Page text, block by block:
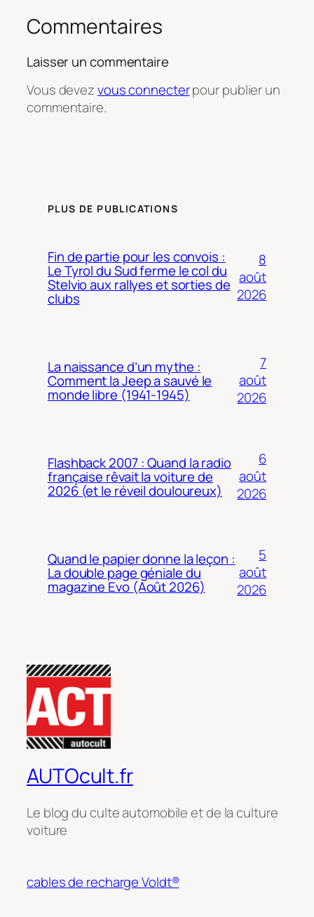
Commentaires
Laisser un commentaire
Vous devezvous connecterpour publier un
commentaire.
PLUS DE PUBLICATIONS
Fin de partie pour les convois :
Le Tyrol du Sud ferme le col du
Stelvio aux rallyes et sorties de
clubs
8
août
2026
La naissance d’un mythe :
Comment la Jeep a sauvé le
monde libre (1941-1945)
7
août
2026
Flashback 2007 : Quand la radio
française rêvait la voiture de
2026 (et le réveil douloureux)
6
août
2026
Quand le papier donne la leçon :
La double page géniale du
magazine Evo (Août 2026)
5
août
2026
AUTOcult.fr
Le blog du culte automobile et de la culture
voiture
cables de recharge Voldt®